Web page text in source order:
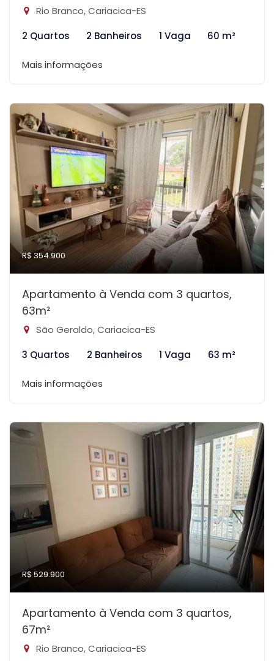
Rio Branco, Cariacica-ES
2 Quartos
2 Banheiros 1 Vaga 60 m²
Mais informações
R$ 354.900
Apartamento à Venda com 3 quartos,
63m²
São Geraldo, Cariacica-ES
3 Quartos
2 Banheiros 1 Vaga 63 m²
Mais informações
R$ 529.900
Apartamento à Venda com 3 quartos,
67m²
Rio Branco, Cariacica-ES